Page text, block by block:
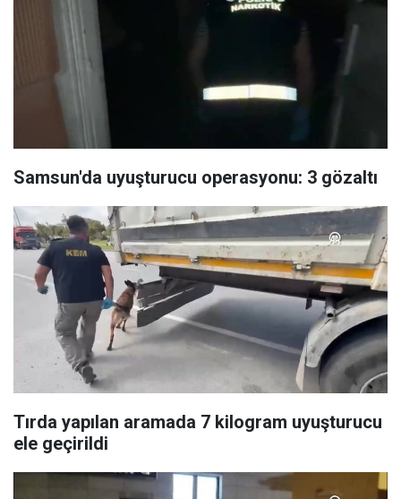
Samsun'da uyuşturucu operasyonu: 3 gözaltı
Tırda yapılan aramada 7 kilogram uyuşturucu
ele geçirildi